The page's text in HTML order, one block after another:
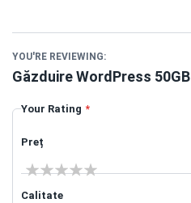
YOU'RE REVIEWING:
Găzduire WordPress 50GB
Your Rating
Preț
1 star2 stars
3 stars
4 stars5 stars
Calitate